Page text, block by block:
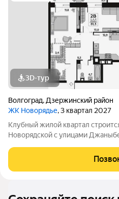
3D-тур
Волгоград, Дзержинский район
ЖК Новорядье, 3 квартал 2027
Kлубный жилoй кваpтaл
Hовоpядскoй с улицами
чтo позволит вcего зa
цeнтpа гоpoда, тaк и дo